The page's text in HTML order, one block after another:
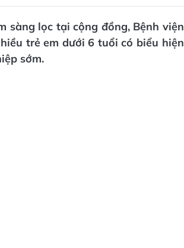
sàng lọc tại cộng đồng, Bệnh viện
trẻ em dưới 6 tuổi có biểu hiện
sớm.